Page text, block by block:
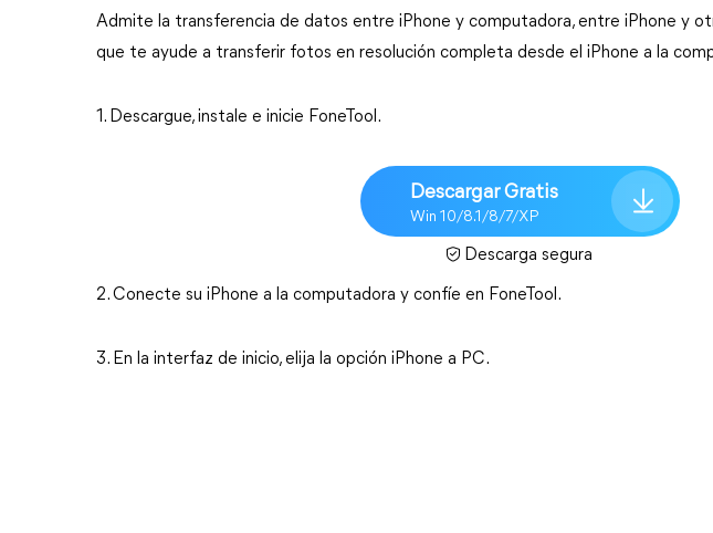
Admite la transferencia de datos entre iPhone y computadora, entre iPhone y
que te ayude a transferir fotos en resolución completa desde el iPhone a la
1. Descargue, instale e inicie FoneTool.
Descargar Gratis
Win 10/8.1/8/7/XP
Descarga segura
2. Conecte su iPhone a la computadora y confíe en FoneTool.
3. En la interfaz de inicio, elija la opción iPhone a PC.